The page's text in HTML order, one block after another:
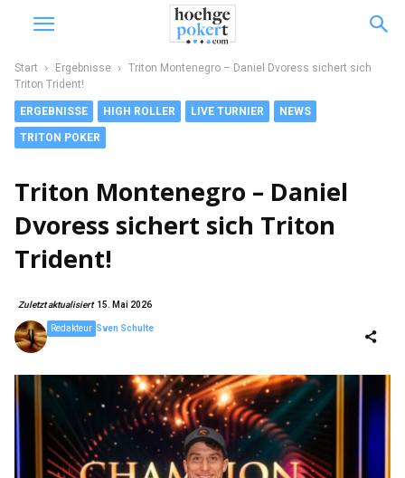
Start Ergebnisse
Triton Montenegro – Daniel Dvoress sichert sich
Triton Trident!
ERGEBNISSE HIGH ROLLER LIVE TURNIER NEWS
TRITON POKER
Triton Montenegro – Daniel
Dvoress sichert sich Triton
Trident!
Zuletzt aktualisiert 15. Mai 2026
Sven Schulte
Redakteur